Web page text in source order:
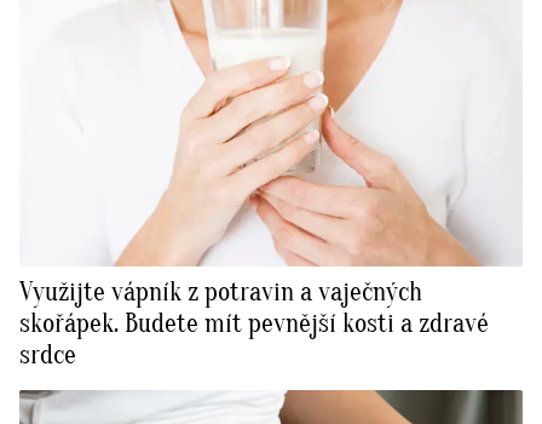
Využijte vápník z potravin a vaječných
skořápek. Budete mít pevnější kosti a zdravé
srdce